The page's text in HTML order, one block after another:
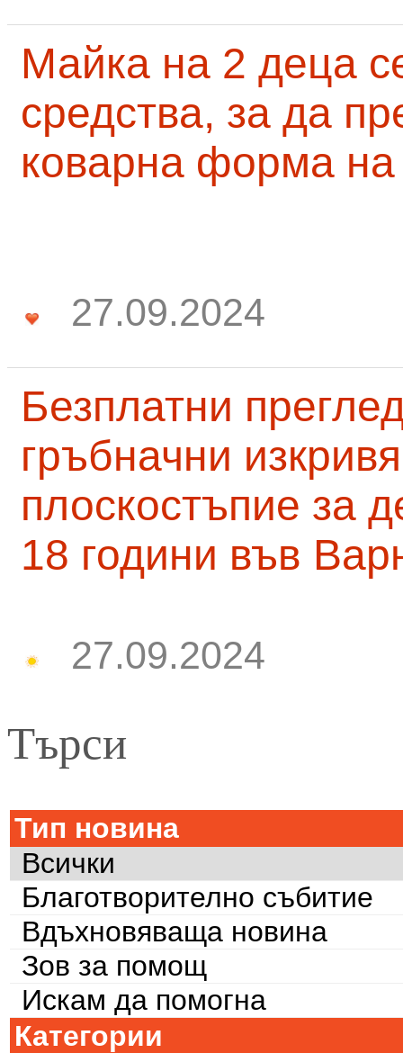
Майка на 2 деца
средства, за да
коварна форма на
27.09.2024
Безплатни
гръбначни
плоскостъпие за
18 години във
27.09.2024
Търси
Тип новина
Всички
Благотворително събитие
Вдъхновяваща новина
Зов за помощ
Искам да помогна
Категории